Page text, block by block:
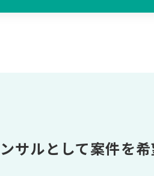
サルとして案件を希